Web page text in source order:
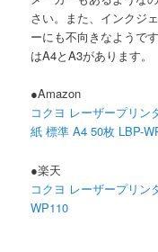
さい。また、インクジ
ーにも不向きなようで
はA4とA3があります。
●Amazon
コクヨ レーザープリン
紙 標準 A4 50枚 LBP-
●楽天
コクヨ レーザープリン
WP110